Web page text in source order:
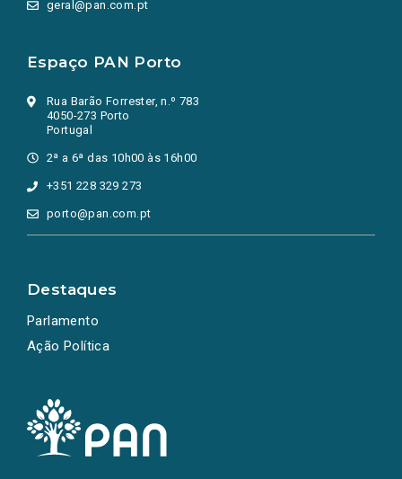
geral@pan.com.pt
Espaço PAN Porto
Rua Barão Forrester, n.º 783
4050-273 Porto
Portugal
2ª a 6ª das 10h00 às 16h00
+351 228 329 273
porto@pan.com.pt
Destaques
Parlamento
Ação Política